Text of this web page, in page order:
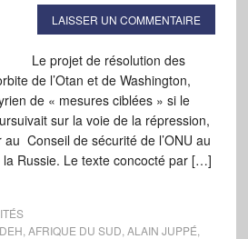
LAISSER UN COMMENTAIRE
Le projet de résolution des
de l’Otan et de Washington,
de « mesures ciblées » si le
sur la voie de la répression,
au Conseil de sécurité de l’ONU au
Russie. Le texte concocté par […]
AFRIQUE DU SUD ALAIN JUPPÉ